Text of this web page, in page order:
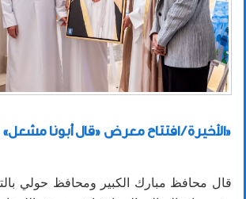
الأخيرة / افتتاح معرض «قال أبونا مشعل» في مجمع «360»
قال محافظ مبارك الكبير ومحافظ حولي